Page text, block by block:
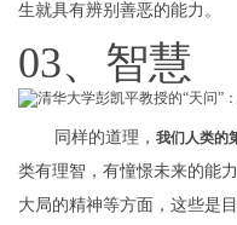
生就具有辨别善恶的能力。
03、智慧
同样的道理， 我们人类的
类有理智，有憧憬未来的能
大局的精神等方面，这些是